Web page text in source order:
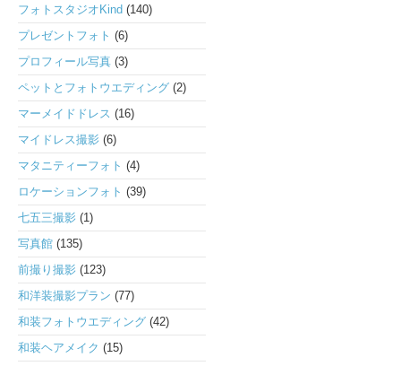
フォトスタジオKind (140)
プレゼントフォト (6)
プロフィール写真 (3)
ペットとフォトウエディング (2)
マーメイドドレス (16)
マイドレス撮影 (6)
マタニティーフォト (4)
ロケーションフォト (39)
七五三撮影 (1)
写真館 (135)
前撮り撮影 (123)
和洋装撮影プラン (77)
和装フォトウエディング (42)
和装ヘアメイク (15)